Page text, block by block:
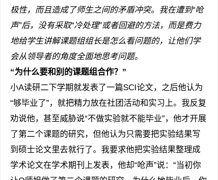
极性，而且造成了师生之间的矛盾冲突。我在遭到“呛
声”后，没有采取“冷处理”或者回避的方法，而是费力
地给学生讲解课题组组长是怎么看问题的，让他们学
会从领导者的角度全面地思考问题。
“为什么要和别的课题组合作？”
小A读研二下学期就发表了一篇SCI论文，之后他认为
“够毕业了”，就把精力放在社团活动和实习上。我反复
劝说他，甚至威胁说“不做实验就不能毕业”，他才开展
了第二个课题的研究，但他认为只需要把实验结果写
到硕士论文里去就行了。我要求他把实验结果整理成
学术论文在学术期刊上发表，他却“呛声”说：“当初你